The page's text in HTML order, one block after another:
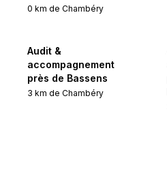
0 km de Chambéry
Audit &
accompagnement
près de Bassens
3 km de Chambéry